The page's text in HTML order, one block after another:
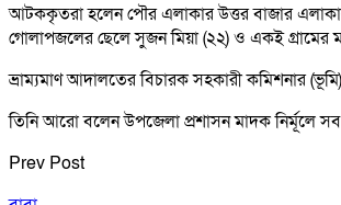
আটককৃতরা হলেন পৌর এলাকার উত্তর বাজার এলাকার
গোলাপজলের ছেলে সুজন মিয়া (২২) ও একই গ্রামের
ভ্রাম্যমাণ আদালতের বিচারক সহকারী কমিশনার
তিনি আরো বলেন উপজেলা প্রশাসন মাদক নির্মূলে
Prev Post